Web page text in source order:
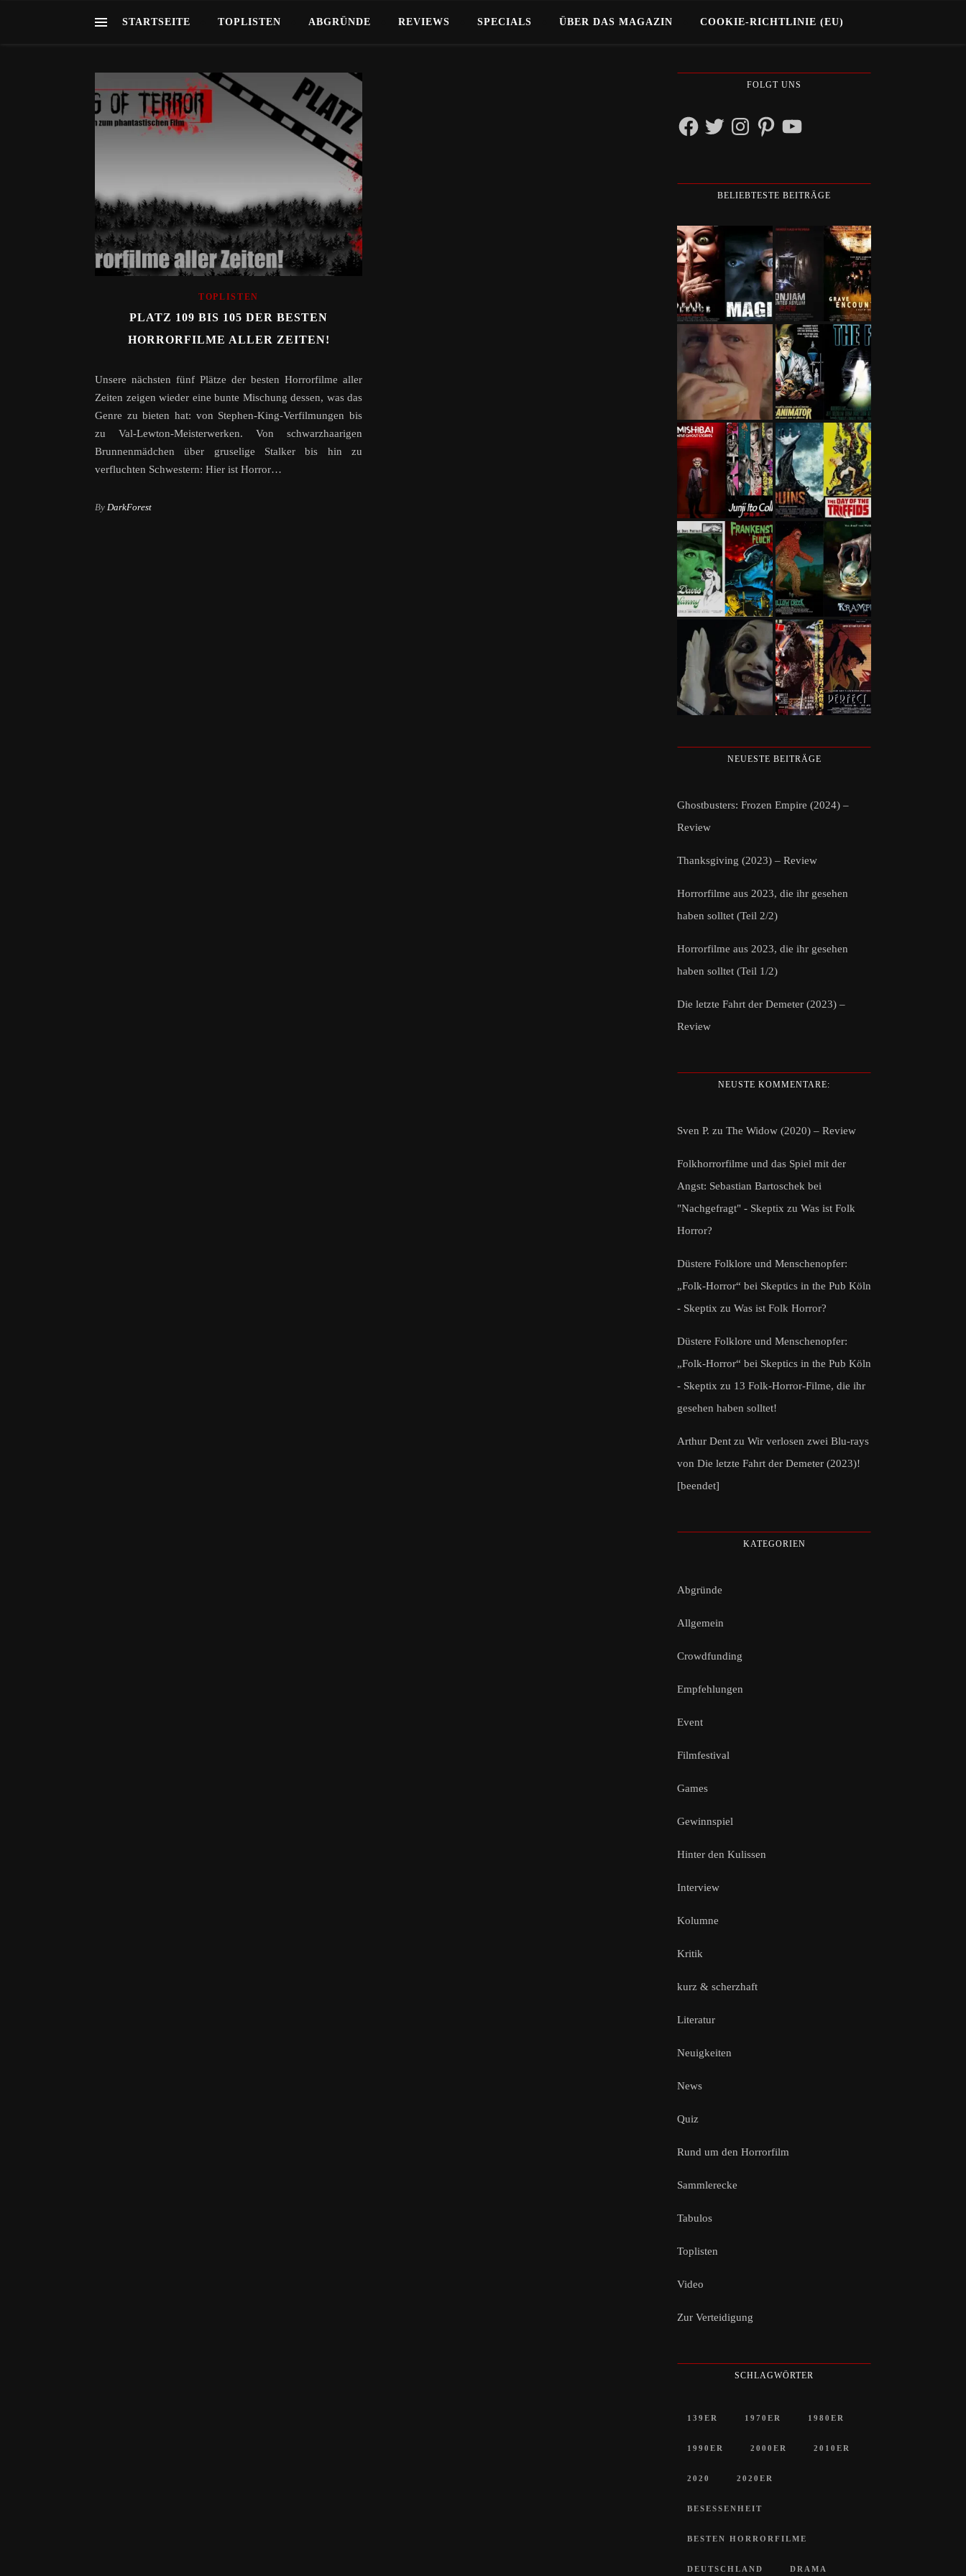
STARTSEITE TOPLISTEN ABGRÜNDE REVIEWS SPECIALS ÜBER DAS MAGAZIN COOKIE-RICHTLINIE (EU)
TOPLISTEN
PLATZ 109 BIS 105 DER BESTEN
HORRORFILME ALLER ZEITEN!
Unsere nächsten fünf Plätze der besten Horrorfilme aller
Zeiten zeigen wieder eine bunte Mischung dessen, was das
Genre zu bieten hat: von Stephen-King-Verfilmungen bis
zu Val-Lewton-Meisterwerken. Von schwarzhaarigen
Brunnenmädchen über gruselige Stalker bis hin zu
verfluchten Schwestern: Hier ist Horror…
By DarkForest
FOLGT UNS
FacebookTwitterInstagramPinterestYouTube
BELIEBTESTE BEITRÄGE
NEUESTE BEITRÄGE
Ghostbusters: Frozen Empire (2024) –
Review
Thanksgiving (2023) – Review
Horrorfilme aus 2023, die ihr gesehen
haben solltet (Teil 2/2)
Horrorfilme aus 2023, die ihr gesehen
haben solltet (Teil 1/2)
Die letzte Fahrt der Demeter (2023) –
Review
NEUSTE KOMMENTARE:
Sven P. zu The Widow (2020) – Review
Folkhorrorfilme und das Spiel mit der
Angst: Sebastian Bartoschek bei
"Nachgefragt" - Skeptix zu Was ist Folk
Horror?
Düstere Folklore und Menschenopfer:
„Folk-Horror“ bei Skeptics in the Pub Köln
- Skeptix zu Was ist Folk Horror?
Düstere Folklore und Menschenopfer:
„Folk-Horror“ bei Skeptics in the Pub Köln
- Skeptix zu 13 Folk-Horror-Filme, die ihr
gesehen haben solltet!
Arthur Dent zu Wir verlosen zwei Blu-rays
von Die letzte Fahrt der Demeter (2023)!
[beendet]
KATEGORIEN
Abgründe
Allgemein
Crowdfunding
Empfehlungen
Event
Filmfestival
Games
Gewinnspiel
Hinter den Kulissen
Interview
Kolumne
Kritik
kurz & scherzhaft
Literatur
Neuigkeiten
News
Quiz
Rund um den Horrorfilm
Sammlerecke
Tabulos
Toplisten
Video
Zur Verteidigung
SCHLAGWÖRTER
139ER 1970ER 1980ER
1990ER 2000ER 2010ER
2020 2020ER
BESESSENHEIT
BESTEN HORRORFILME
DEUTSCHLAND DRAMA